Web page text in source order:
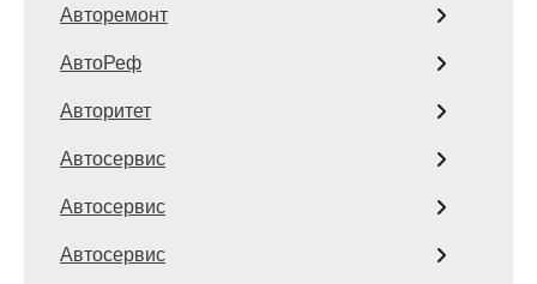
Авторемонт
АвтоРеф
Авторитет
Автосервис
Автосервис
Автосервис